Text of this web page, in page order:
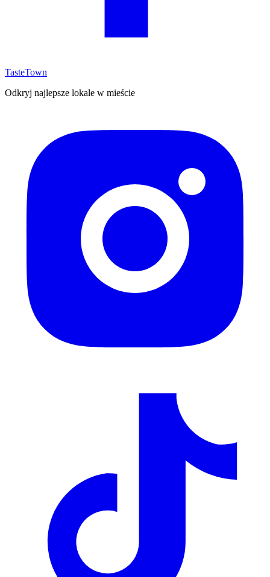
TasteTown
Odkryj najlepsze lokale w mieście